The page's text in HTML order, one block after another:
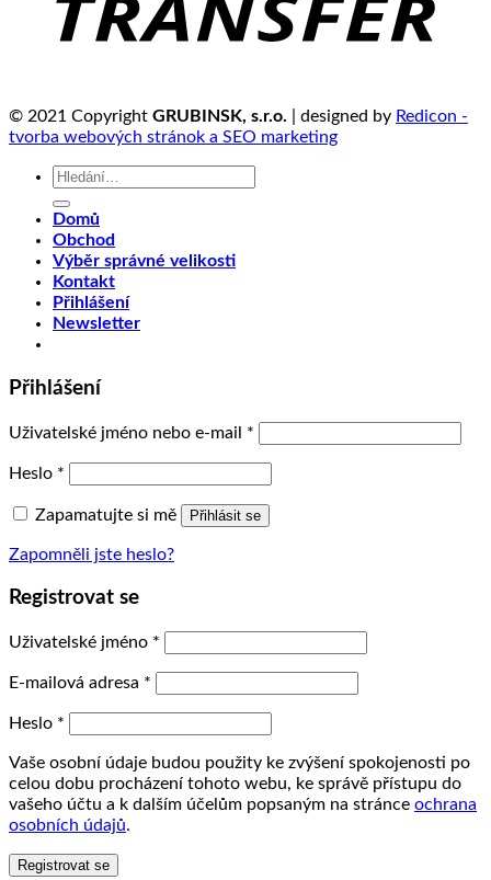
© 2021 Copyright GRUBINSK, s.r.o. | designed by Redicon -
tvorba webových stránok a SEO marketing
Hledat:
Domů
Obchod
Výběr správné velikosti
Kontakt
Přihlášení
Newsletter
Přihlášení
Uživatelské jméno nebo e-mail *
Heslo *
Zapamatujte si mě Přihlásit se
Zapomněli jste heslo?
Registrovat se
Uživatelské jméno *
E-mailová adresa *
Heslo *
Vaše osobní údaje budou použity ke zvýšení spokojenosti po
celou dobu procházení tohoto webu, ke správě přístupu do
vašeho účtu a k dalším účelům popsaným na stránce ochrana
osobních údajů.
Registrovat se